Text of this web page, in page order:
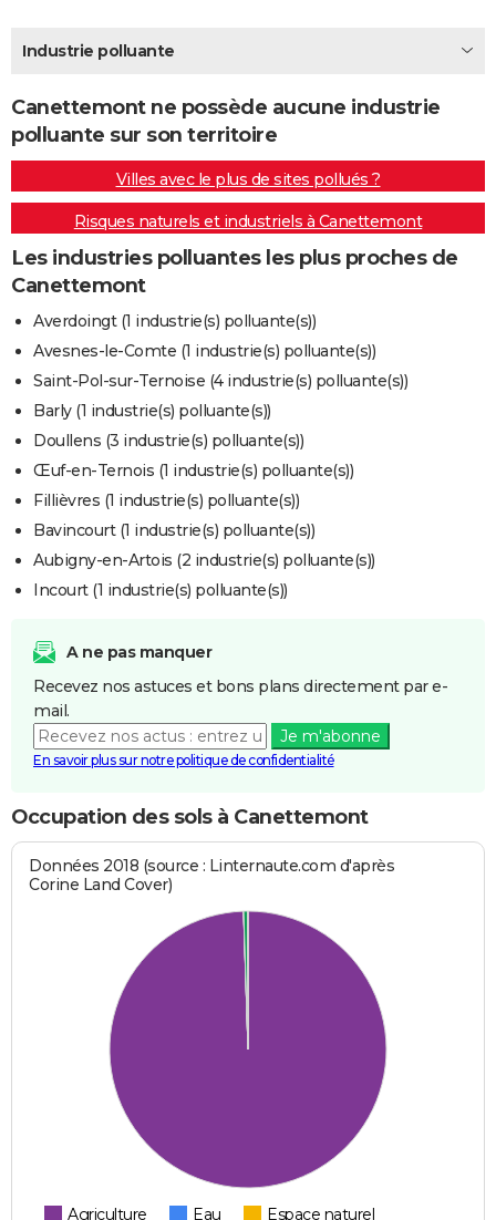
BONS PLANS
CARTE DE VOEUX
Carte de Noël
Carte Bonne année
Carte Saint-Valentin
Carte Pâques
Carte d'anniversaire
DICTIONNAIRE
Dictionnaire
Biographies
Citations
Expressions
Proverbes
PROGRAMME TV
COPAINS D'AVANT
Service militaire
Avis de recherche
AVIS DE DÉCÈS
FORUM
Bricolage
Lifestyle
Culture
Television
Voyage
Industrie polluante
Canettemont ne possède aucune industrie
polluante sur son territoire
Villes avec le plus de sites pollués ?
Risques naturels et industriels à Canettemont
Les industries polluantes les plus proches de
Canettemont
Averdoingt (1 industrie(s) polluante(s))
Avesnes-le-Comte (1 industrie(s) polluante(s))
Saint-Pol-sur-Ternoise (4 industrie(s) polluante(s))
Barly (1 industrie(s) polluante(s))
Doullens (3 industrie(s) polluante(s))
Œuf-en-Ternois (1 industrie(s) polluante(s))
Fillièvres (1 industrie(s) polluante(s))
Bavincourt (1 industrie(s) polluante(s))
Aubigny-en-Artois (2 industrie(s) polluante(s))
Incourt (1 industrie(s) polluante(s))
A ne pas manquer
Recevez nos astuces et bons plans directement par e-
mail.
Je m'abonne
En savoir plus sur notre politique de confidentialité
Occupation des sols à Canettemont
Données 2018 (source : Linternaute.com d'après
Corine Land Cover)
Agriculture Eau
Espace naturel